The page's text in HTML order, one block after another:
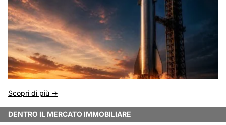
Scopri di più ->
DENTRO IL MERCATO IMMOBILIARE